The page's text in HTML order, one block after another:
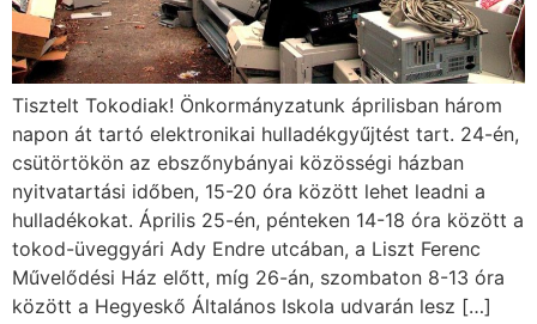
Tisztelt Tokodiak! Önkormányzatunk áprilisban három
napon át tartó elektronikai hulladékgyűjtést tart. 24-én,
csütörtökön az ebszőnybányai közösségi házban
nyitvatartási időben, 15-20 óra között lehet leadni a
hulladékokat. Április 25-én, pénteken 14-18 óra között a
tokod-üveggyári Ady Endre utcában, a Liszt Ferenc
Művelődési Ház előtt, míg 26-án, szombaton 8-13 óra
között a Hegyeskő Általános Iskola udvarán lesz […]